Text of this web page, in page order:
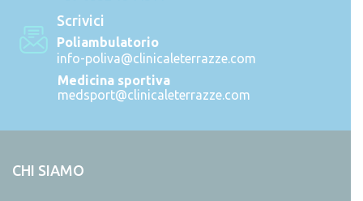
Scrivici
Poliambulatorio
info-poliva@clinicaleterrazze.com
Medicina sportiva
medsport@clinicaleterrazze.com
CHI SIAMO